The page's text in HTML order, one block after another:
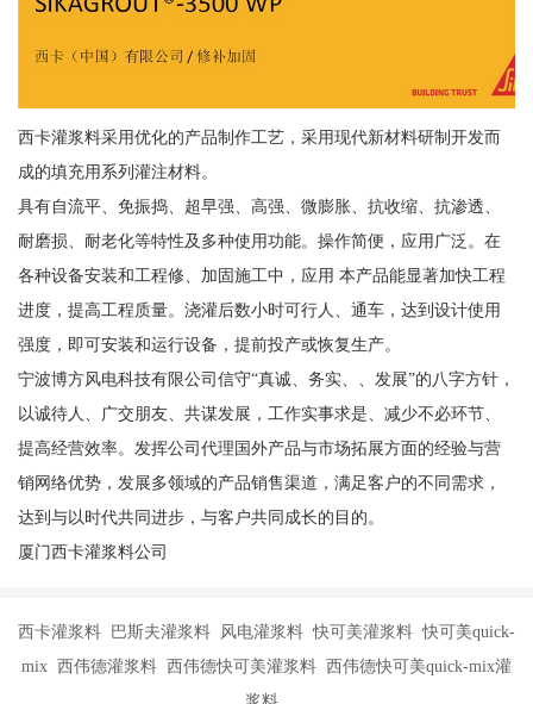
西卡灌浆料采用优化的产品制作工艺，采用现代新材料研制开发而
成的填充用系列灌注材料。
具有自流平、免振捣、超早强、高强、微膨胀、抗收缩、抗渗透、
耐磨损、耐老化等特性及多种使用功能。操作简便，应用广泛。在
各种设备安装和工程修、加固施工中，应用 本产品能显著加快工程
进度，提高工程质量。浇灌后数小时可行人、通车，达到设计使用
强度，即可安装和运行设备，提前投产或恢复生产。
宁波博方风电科技有限公司信守“真诚、务实、、发展”的八字方针，
以诚待人、广交朋友、共谋发展，工作实事求是、减少不必环节、
提高经营效率。发挥公司代理国外产品与市场拓展方面的经验与营
销网络优势，发展多领域的产品销售渠道，满足客户的不同需求，
达到与以时代共同进步，与客户共同成长的目的。
厦门西卡灌浆料公司
西卡灌浆料 巴斯夫灌浆料 风电灌浆料 快可美灌浆料 快可美quick-
mix 西伟德灌浆料 西伟德快可美灌浆料 西伟德快可美quick-mix灌